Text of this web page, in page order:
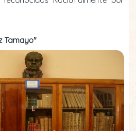
Tamayo"